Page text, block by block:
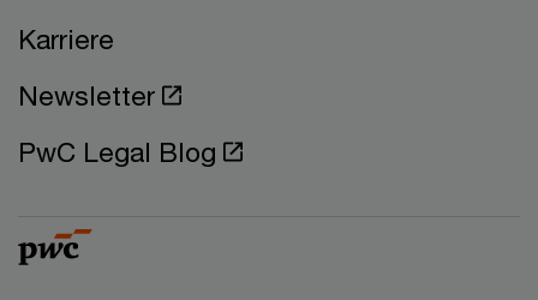
Karriere
Newsletter
PwC Legal Blog